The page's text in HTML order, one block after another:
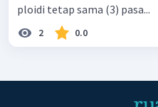
ploidi tetap sama (3) pasa...
2 0.0